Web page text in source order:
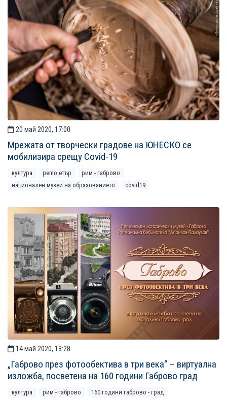
20 май 2020, 17:00
Мрежата от творчески градове на ЮНЕСКО се
мобилизира срещу Covid-19
култура рemo етър
рим - габрово
национален музей на образованието
covid19
14 май 2020, 13:28
„Габрово през фотообектива в три века“ – виртуална
изложба, посветена на 160 години Габрово град
култура рим - габрово 160 години габрово - град